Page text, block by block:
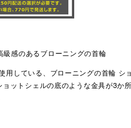
感のあるブローニングの首輪
用している、ブローニングの首輪 シ
ョットシェルの底のような金具が3